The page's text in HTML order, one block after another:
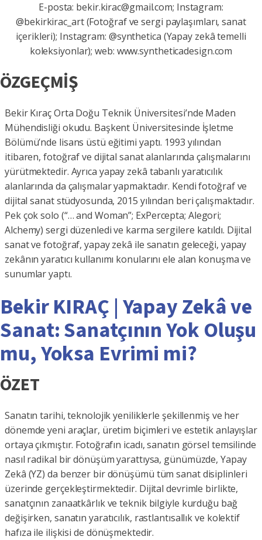
E-posta: bekir.kirac@gmail.com; Instagram:
@bekirkirac_art (Fotoğraf ve sergi paylaşımları, sanat
içerikleri); Instagram: @synthetica (Yapay zekâ temelli
koleksiyonlar); web: www.syntheticadesign.com
ÖZGEÇMİŞ
Bekir Kıraç Orta Doğu Teknik Üniversitesi’nde Maden
Mühendisliği okudu. Başkent Üniversitesinde İşletme
Bölümü’nde lisans üstü eğitimi yaptı. 1993 yılından
itibaren, fotoğraf ve dijital sanat alanlarında çalışmalarını
yürütmektedir. Ayrıca yapay zekâ tabanlı yaratıcılık
alanlarında da çalışmalar yapmaktadır. Kendi fotoğraf ve
dijital sanat stüdyosunda, 2015 yılından beri çalışmaktadır.
Pek çok solo (“… and Woman”; ExPercepta; Alegori;
Alchemy) sergi düzenledi ve karma sergilere katıldı. Dijital
sanat ve fotoğraf, yapay zekâ ile sanatın geleceği, yapay
zekânın yaratıcı kullanımı konularını ele alan konuşma ve
sunumlar yaptı.
Bekir KIRAÇ | Yapay Zekâ ve
Sanat: Sanatçının Yok Oluşu
mu, Yoksa Evrimi mi?
ÖZET
Sanatın tarihi, teknolojik yeniliklerle şekillenmiş ve her
dönemde yeni araçlar, üretim biçimleri ve estetik anlayışlar
ortaya çıkmıştır. Fotoğrafın icadı, sanatın görsel temsilinde
nasıl radikal bir dönüşüm yarattıysa, günümüzde, Yapay
Zekâ (YZ) da benzer bir dönüşümü tüm sanat disiplinleri
üzerinde gerçekleştirmektedir. Dijital devrimle birlikte,
sanatçının zanaatkârlık ve teknik bilgiyle kurduğu bağ
değişirken, sanatın yaratıcılık, rastlantısallık ve kolektif
hafıza ile ilişkisi de dönüşmektedir.